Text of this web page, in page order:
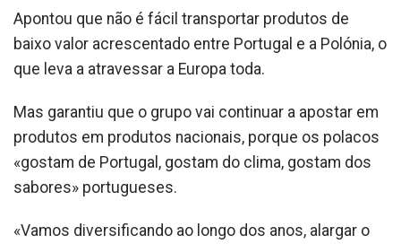
Apontou que não é fácil transportar produtos de
baixo valor acrescentado entre Portugal e a Polónia, o
que leva a atravessar a Europa toda.
Mas garantiu que o grupo vai continuar a apostar em
produtos em produtos nacionais, porque os polacos
«gostam de Portugal, gostam do clima, gostam dos
sabores» portugueses.
«Vamos diversificando ao longo dos anos, alargar o